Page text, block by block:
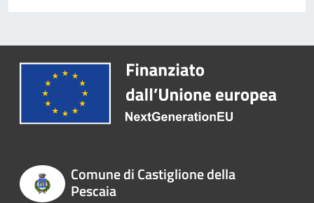
Comune di Castiglione della
Pescaia